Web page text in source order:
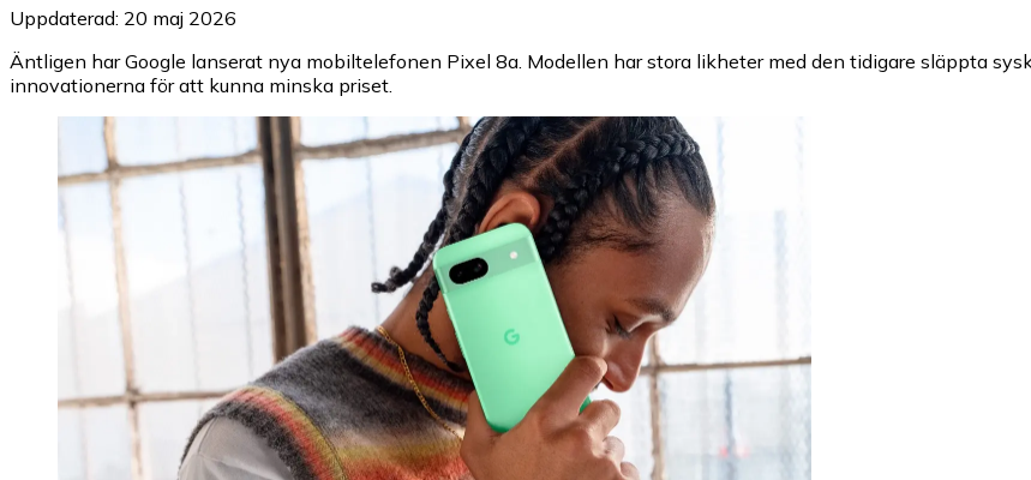
Uppdaterad: 20 maj 2026
Äntligen har Google lanserat nya mobiltelefonen Pixel 8a. Modellen har stora likheter med den tidigare släppta
innovationerna för att kunna minska priset.